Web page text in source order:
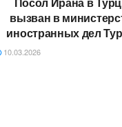
вызван в
иностранных дел
10.03.2026